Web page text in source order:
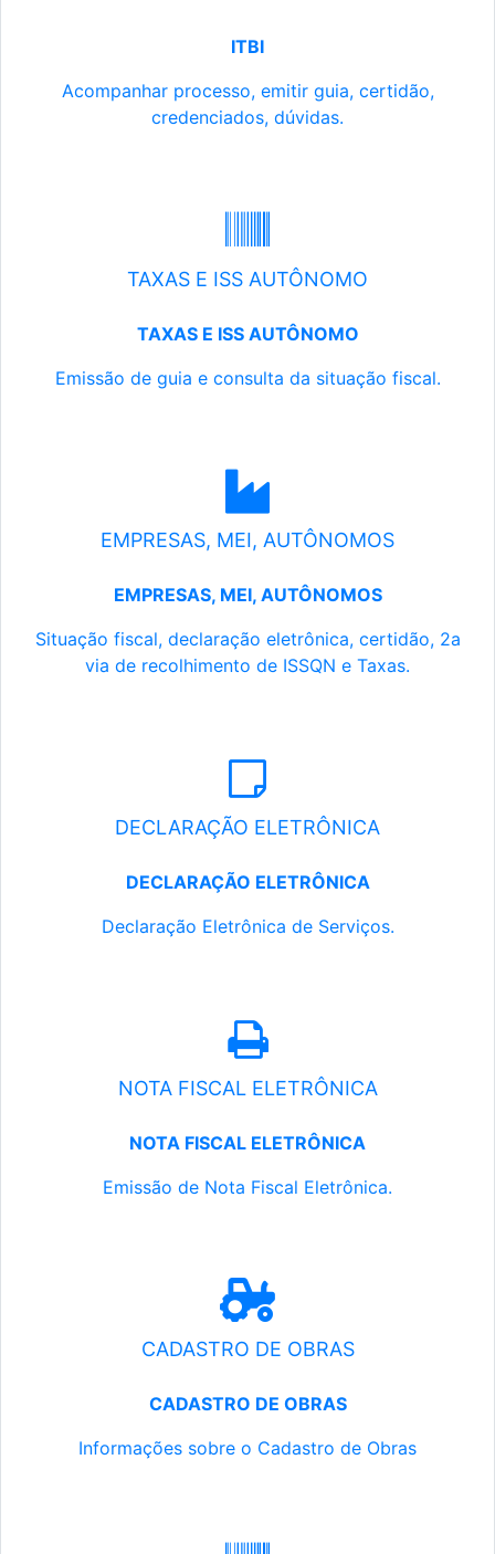
ITBI
Acompanhar processo, emitir guia, certidão,
credenciados, dúvidas.
TAXAS E ISS AUTÔNOMO
TAXAS E ISS AUTÔNOMO
Emissão de guia e consulta da situação fiscal.
EMPRESAS, MEI, AUTÔNOMOS
EMPRESAS, MEI, AUTÔNOMOS
Situação fiscal, declaração eletrônica, certidão, 2a
via de recolhimento de ISSQN e Taxas.
DECLARAÇÃO ELETRÔNICA
DECLARAÇÃO ELETRÔNICA
Declaração Eletrônica de Serviços.
NOTA FISCAL ELETRÔNICA
NOTA FISCAL ELETRÔNICA
Emissão de Nota Fiscal Eletrônica.
CADASTRO DE OBRAS
CADASTRO DE OBRAS
Informações sobre o Cadastro de Obras